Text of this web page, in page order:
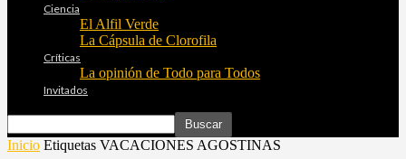
Ciencia
El Alfil Verde
La Cápsula de Clorofila
Críticas
La opinión de Todo para Todos
Invitados
Inicio Etiquetas VACACIONES AGOSTINAS